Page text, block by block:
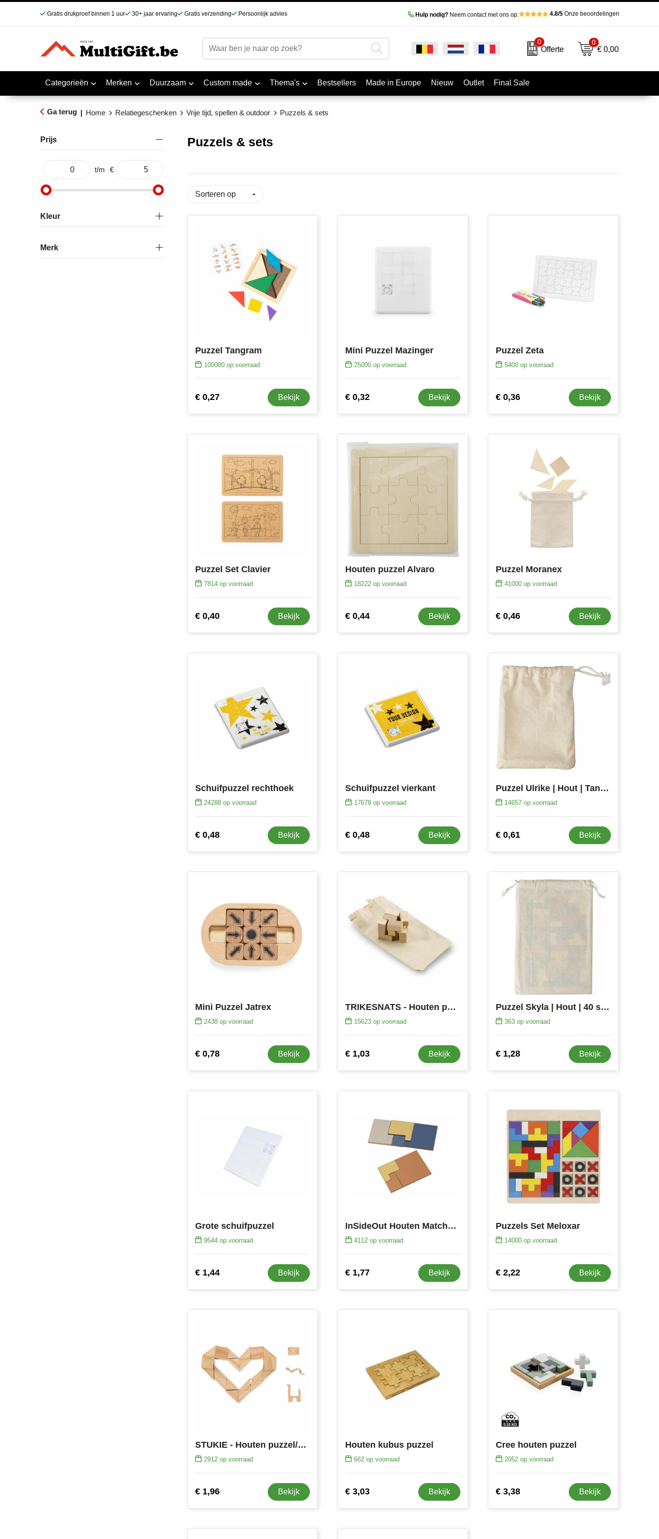
Gratis drukproef binnen 1 uur 30+ jaar ervaring Gratis verzending Persoonlijk advies Hulp nodig?Neem contact met ons op. 4.8/5Onze beoordelingen
0
Offerte
0
€ 0,00
Categorieën Merken Duurzaam Custom made Thema's Bestsellers Made in Europe Nieuw Outlet Final Sale
Ga terug | Home Relatiegeschenken Vrije tijd, spellen & outdoor Puzzels & sets
Prijs
t/m €
Kleur
Merk
Puzzels & sets
Puzzel Tangram
100000op voorraad
€ 0,27 Bekijk
Mini Puzzel Mazinger
25000 op voorraad
€ 0,32 Bekijk
Puzzel Zeta
5400 op voorraad
€ 0,36 Bekijk
Puzzel Set Clavier
7814op voorraad
€ 0,40 Bekijk
Houten puzzel Alvaro
18222 op voorraad
€ 0,44 Bekijk
Puzzel Moranex
41000 op voorraad
€ 0,46 Bekijk
Schuifpuzzel rechthoek
24288op voorraad
€ 0,48 Bekijk
Schuifpuzzel vierkant
17678 op voorraad
€ 0,48 Bekijk
Puzzel Ulrike | Hout | Tangram
14657 op voorraad
€ 0,61 Bekijk
Mini Puzzel Jatrex
2438op voorraad
€ 0,78 Bekijk
TRIKESNATS - Houten puzzel
15623 op voorraad
€ 1,03 Bekijk
Puzzel Skyla | Hout | 40 stuks
363 op voorraad
€ 1,28 Bekijk
Grote schuifpuzzel
9544op voorraad
€ 1,44 Bekijk
InSideOut Houten Matchbox think IQ puzzel
4112 op voorraad
€ 1,77 Bekijk
Puzzels Set Meloxar
14000 op voorraad
€ 2,22 Bekijk
STUKIE - Houten puzzel/hersenbreker
2912op voorraad
€ 1,96 Bekijk
Houten kubus puzzel
662 op voorraad
€ 3,03 Bekijk
Cree houten puzzel
2052 op voorraad
€ 3,38 Bekijk